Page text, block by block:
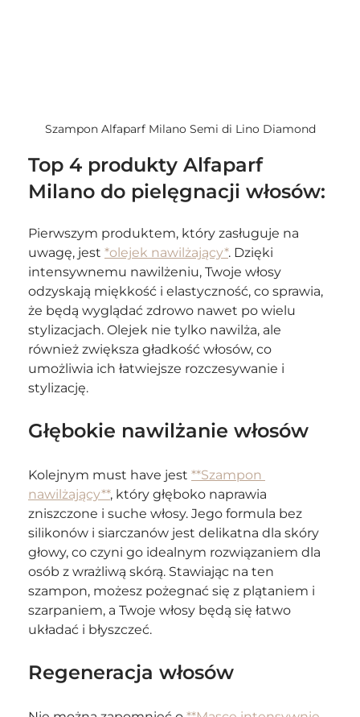
Szampon Alfaparf Milano Semi di Lino Diamond
Top 4 produkty Alfaparf
Milano do pielęgnacji włosów:
Pierwszym produktem, który zasługuje na
uwagę, jest *olejek nawilżający*. Dzięki
intensywnemu nawilżeniu, Twoje włosy
odzyskają miękkość i elastyczność, co sprawia,
że będą wyglądać zdrowo nawet po wielu
stylizacjach. Olejek nie tylko nawilża, ale
również zwiększa gładkość włosów, co
umożliwia ich łatwiejsze rozczesywanie i
stylizację.
Głębokie nawilżanie włosów
Kolejnym must have jest **Szampon
nawilżający**, który głęboko naprawia
zniszczone i suche włosy. Jego formula bez
silikonów i siarczanów jest delikatna dla skóry
głowy, co czyni go idealnym rozwiązaniem dla
osób z wrażliwą skórą. Stawiając na ten
szampon, możesz pożegnać się z plątaniem i
szarpaniem, a Twoje włosy będą się łatwo
układać i błyszczeć.
Regeneracja włosów